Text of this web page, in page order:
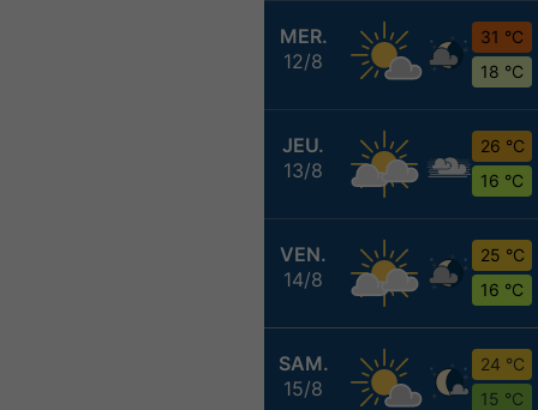
MER.
12/8
31 °C
18 °C
JEU.
13/8
26 °C
16 °C
VEN.
14/8
25 °C
16 °C
SAM.
15/8
24 °C
15 °C